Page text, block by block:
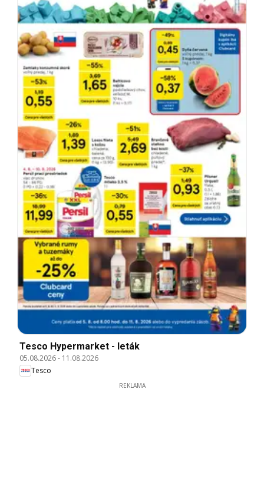
Tesco Hypermarket - leták
05.08.2026- 11.08.2026
Tesco
REKLAMA